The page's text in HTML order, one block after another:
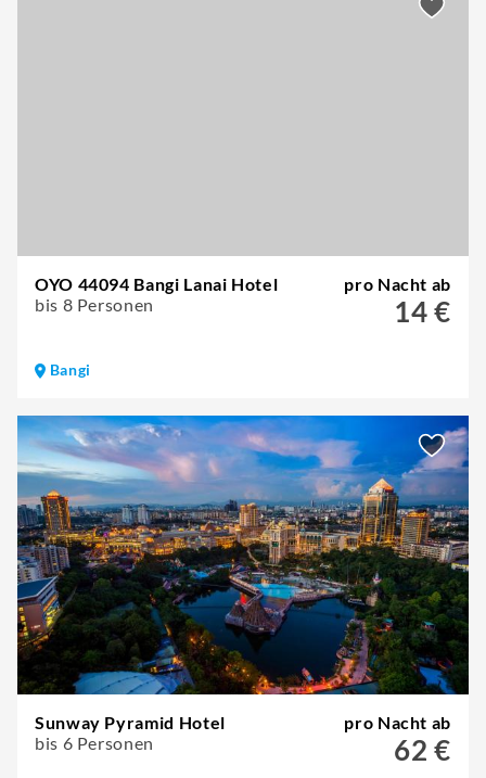
OYO 44094 Bangi Lanai Hotel
bis 8 Personen
pro Nacht ab
14 €
Bangi
Sunway Pyramid Hotel
bis 6 Personen
pro Nacht ab
62 €